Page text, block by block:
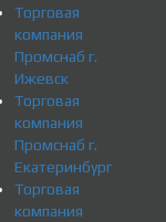
Торговая
компания
Промснаб г.
Ижевск
Торговая
компания
Промснаб г.
Екатеринбург
Торговая
компания